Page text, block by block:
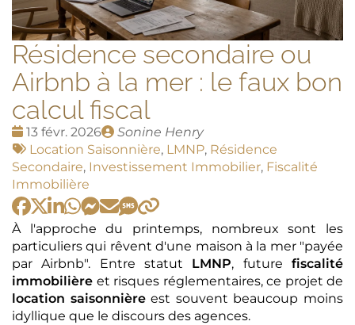
Résidence secondaire ou
Airbnb à la mer : le faux bon
calcul fiscal
Date
:
13 févr. 2026
Publié
par
Sonine Henry
Tags
:
Location Saisonnière, LMNP, Résidence
Secondaire, Investissement Immobilier, Fiscalité
Immobilière
À l'approche du printemps, nombreux sont les
particuliers qui rêvent d'une maison à la mer "payée
par Airbnb". Entre statut LMNP, futurefiscalité
immobilière et risques réglementaires, ce projet de
location saisonnièreest souvent beaucoup moins
idyllique que le discours des agences.